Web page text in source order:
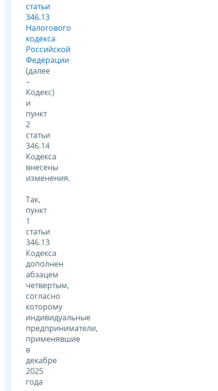
статьи
346.13
Налогового
кодекса
Российской
Федерации
(далее
–
Кодекс)
и
пункт
2
статьи
346.14
Кодекса
внесены
изменения.
Так,
пункт
1
статьи
346.13
Кодекса
дополнен
абзацем
четвертым,
согласно
которому
индивидуальные
предприниматели,
применявшие
в
декабре
2025
года